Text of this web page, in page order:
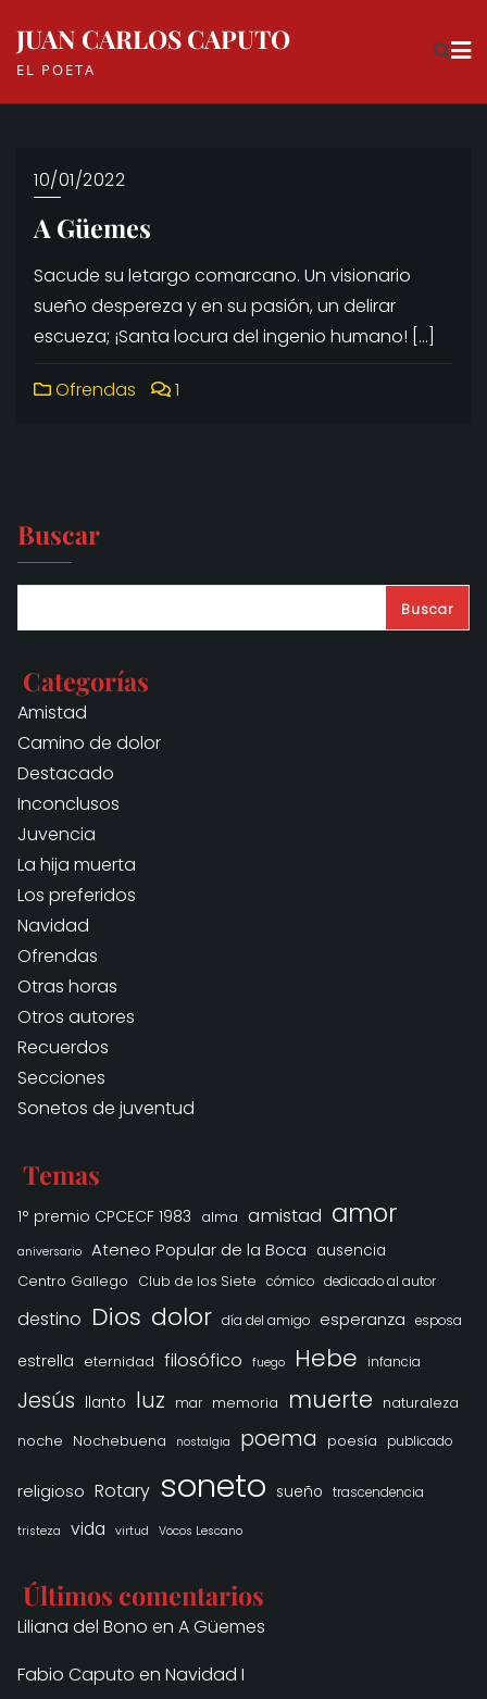
content
JUAN CARLOS CAPUTO
EL POETA
10/01/2022
A Güemes
Sacude su letargo comarcano. Un visionario
sueño despereza y en su pasión, un delirar
escueza; ¡Santa locura del ingenio humano! […]
Ofrendas 1
Buscar
Buscar
Categorías
Amistad
Camino de dolor
Destacado
Inconclusos
Juvencia
La hija muerta
Los preferidos
Navidad
Ofrendas
Otras horas
Otros autores
Recuerdos
Secciones
Sonetos de juventud
Temas
1° premio CPCECF 1983 alma amistad amor
aniversario Ateneo Popular de la Boca ausencia
Centro Gallego
Club de los Siete cómico dedicado al autor
destino Dios dolor día del amigo esperanza esposa
estrella eternidad filosófico fuego Hebe infancia
Jesús llanto luz mar memoria muerte naturaleza
noche Nochebuena nostalgia poema poesía publicado
religioso Rotary soneto sueño trascendencia
tristeza vida virtud Vocos Lescano
Últimos comentarios
Liliana del Bono en A Güemes
Fabio Caputo en Navidad I